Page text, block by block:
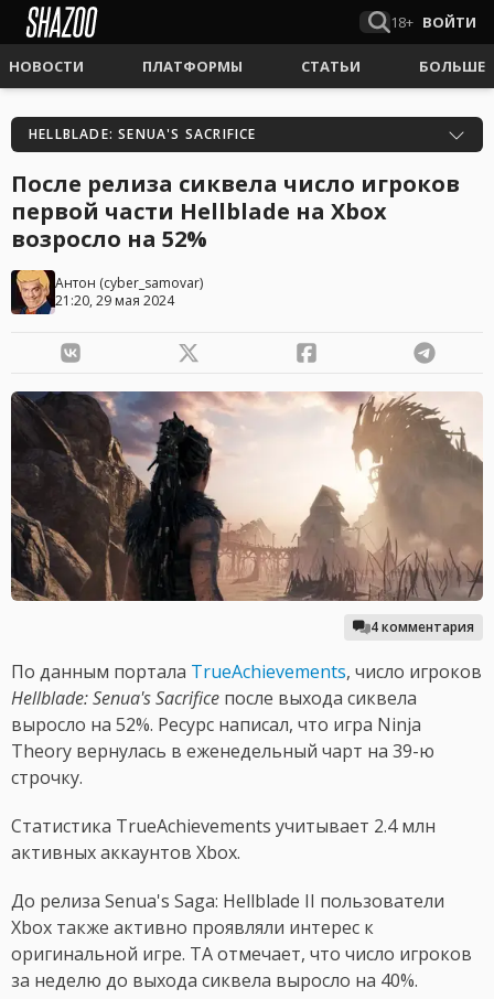
18+ ВОЙТИ
НОВОСТИ ПЛАТФОРМЫ СТАТЬИ БОЛЬШЕ
HELLBLADE: SENUA'S SACRIFICE
После релиза сиквела число игроков
первой части Hellblade на Xbox
возросло на 52%
Антон (cyber_samovar)
21:20, 29 мая 2024
4 комментария
По данным портала TrueAchievements, число игроков
Hellblade: Senua's Sacrifice после выхода сиквела
выросло на 52%. Ресурс написал, что игра Ninja
Theory вернулась в еженедельный чарт на 39-ю
строчку.
Статистика TrueAchievements учитывает 2.4 млн
активных аккаунтов Xbox.
До релиза Senua's Saga: Hellblade II пользователи
Xbox также активно проявляли интерес к
оригинальной игре. TA отмечает, что число игроков
за неделю до выхода сиквела выросло на 40%.